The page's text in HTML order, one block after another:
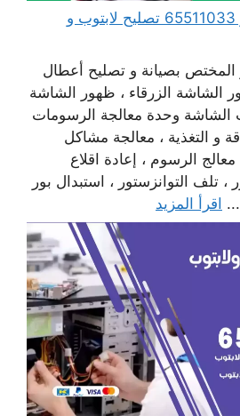
مهندس كمبيوتر الزور 65511033 تصليح لابتوب و
المختص بصيانة و تصليح أعطال
الشاشة الزرقاء ، ظهور الشاشة
الشاشة وحدة معالجة الرسومات
و التغذية ، معالجة مشاكل
الرسوم ، إعادة اقلاع
تلف التوانزستور ، استبدال بور
اقرأ المزيد